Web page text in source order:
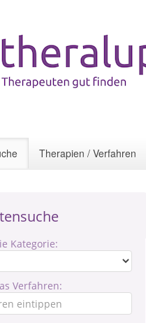
Therapien / Verfahren
Kategorie:
Verfahren: